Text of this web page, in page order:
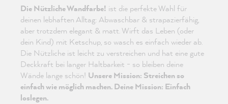
Die Nützliche Wandfarbe! ist die perfekte Wahl für
deinen lebhaften Alltag: Abwaschbar & strapazierfähig,
aber trotzdem elegant & matt. Wirft das Leben (oder
dein Kind) mit Ketschup, so wasch es einfach wieder ab.
Die Nützliche ist leicht zu verstreichen und hat eine gute
Deckkraft bei langer Haltbarkeit - so bleiben deine
Wände lange schön! Unsere Mission: Streichen so
einfach wie möglich machen. Deine Mission: Einfach
loslegen.